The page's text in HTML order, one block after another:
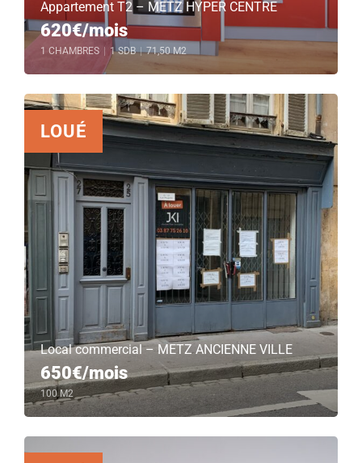
Appartement T2 – METZ HYPER CENTRE
620€/mois
1 CHAMBRES 1 SDB | 71,50 M2
LOUÉ
Local commercial – METZ ANCIENNE VILLE
650€/mois
100 M2